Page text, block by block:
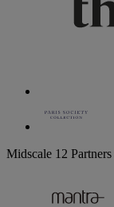
Midscale 12 Partners